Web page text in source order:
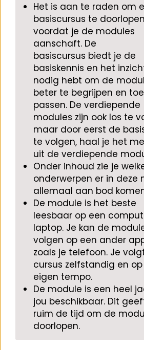
Het is aan te raden om
basiscursus te doorlopen
voordat je de modules
aanschaft. De
basiscursus biedt je de
basiskennis en het
nodig hebt om de
beter te begrijpen en
passen. De verdiepende
modules zijn ook los te
maar door eerst de
te volgen, haal je het
uit de verdiepende
Onder inhoud zie je
onderwerpen er in deze
allemaal aan bod
De module is het beste
leesbaar op een
laptop. Je kan de
volgen op een ander
zoals je telefoon. Je
cursus zelfstandig en op
eigen tempo.
De module is een heel
jou beschikbaar. Dit
ruim de tijd om de
doorlopen.